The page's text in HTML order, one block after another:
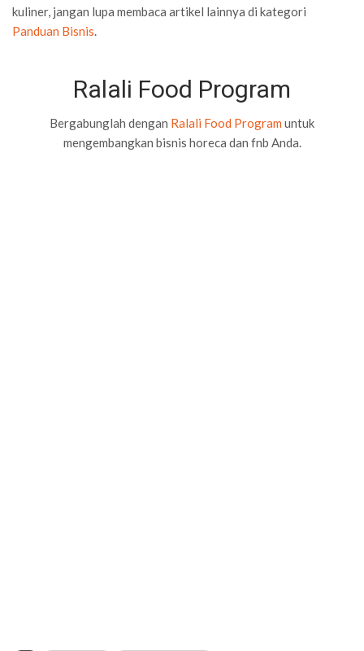
kuliner, jangan lupa membaca artikel lainnya di kategori
Panduan Bisnis.
Ralali Food Program
Bergabunglah dengan Ralali Food Program untuk
mengembangkan bisnis horeca dan fnb Anda.